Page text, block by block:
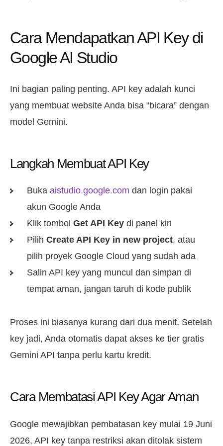
Cara Mendapatkan API Key di
Google AI Studio
Ini bagian paling penting. API key adalah kunci
yang membuat website Anda bisa “bicara” dengan
model Gemini.
Langkah Membuat API Key
Buka aistudio.google.com dan login pakai
akun Google Anda
Klik tombol Get API Keydi panel kiri
Pilih Create API Key in new project, atau
pilih proyek Google Cloud yang sudah ada
Salin API key yang muncul dan simpan di
tempat aman, jangan taruh di kode publik
Proses ini biasanya kurang dari dua menit. Setelah
key jadi, Anda otomatis dapat akses ke tier gratis
Gemini API tanpa perlu kartu kredit.
Cara Membatasi API Key Agar Aman
Google mewajibkan pembatasan key mulai 19 Juni
2026, API key tanpa restriksi akan ditolak sistem